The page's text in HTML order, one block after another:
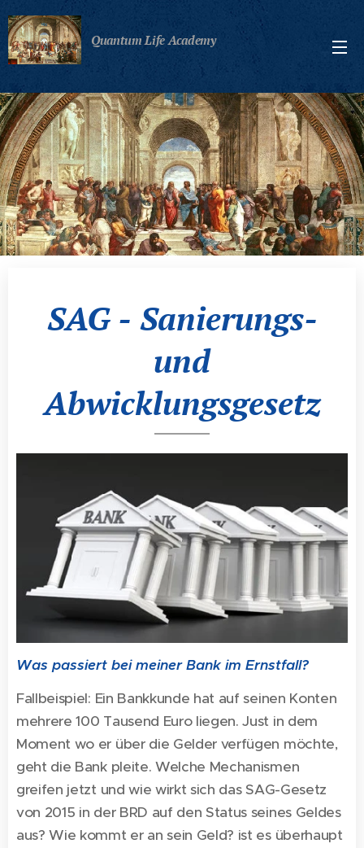
Quantum Life Academy
SAG - Sanierungs-
und
Abwicklungsgesetz
Was passiert bei meiner Bank im Ernstfall?
Fallbeispiel: Ein Bankkunde hat auf seinen Konten
mehrere 100 Tausend Euro liegen. Just in dem
Moment wo er über die Gelder verfügen möchte,
geht die Bank pleite. Welche Mechanismen
greifen jetzt und wie wirkt sich das SAG-Gesetz
von 2015 in der BRD auf den Status seines Geldes
aus? Wie kommt er an sein Geld? ist es überhaupt